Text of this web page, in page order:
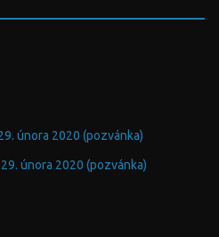
února 2020 (pozvánka)
února 2020 (pozvánka)